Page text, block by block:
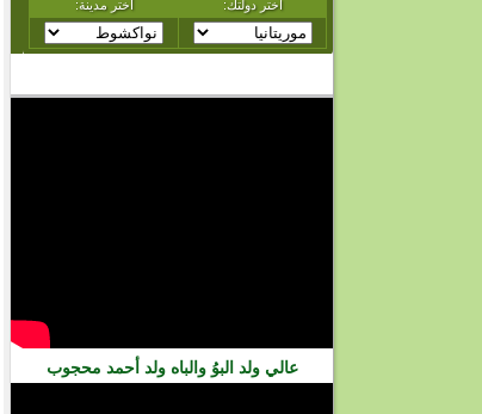
عالي ولد البوُ والباه ولد أحمد محجوب